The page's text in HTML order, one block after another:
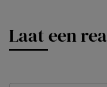
Laat een